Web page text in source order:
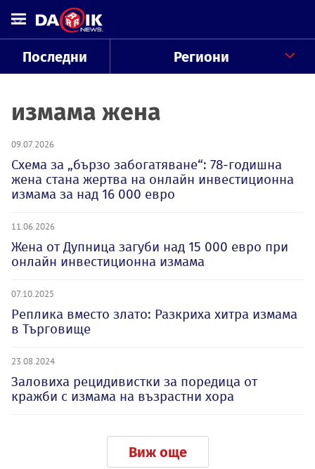
Последни Региони
измама жена
09.07.2026
Схема за „бързо забогатяване“: 78-годишна
жена стана жертва на онлайн инвестиционна
измама за над 16 000 евро
11.06.2026
Жена от Дупница загуби над 15 000 евро при
онлайн инвестиционна измама
07.10.2025
Реплика вместо злато: Разкриха хитра измама
в Търговище
23.08.2024
Заловиха рецидивистки за поредица от
кражби с измама на възрастни хора
Виж още